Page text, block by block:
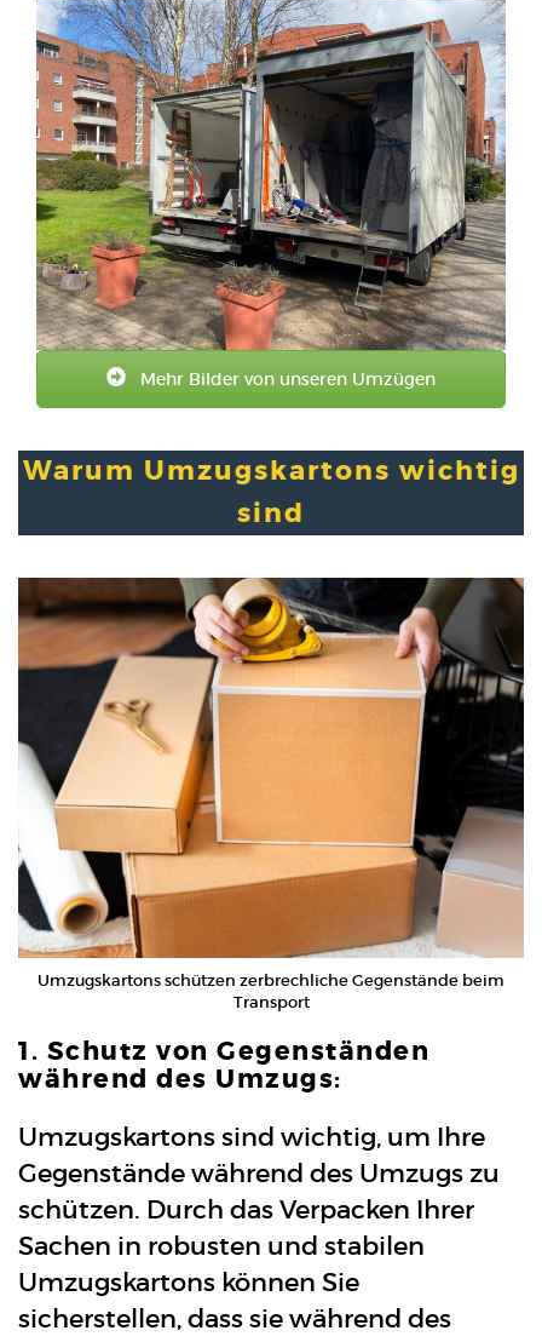
Mehr Bilder von unseren Umzügen
Warum Umzugskartons wichtig
sind
Umzugskartons schützen zerbrechliche Gegenstände beim
Transport
1. Schutz von Gegenständen
während des Umzugs:
Umzugskartons sind wichtig, um Ihre
Gegenstände während des Umzugs zu
schützen. Durch das Verpacken Ihrer
Sachen in robusten und stabilen
Umzugskartons können Sie
sicherstellen, dass sie während des